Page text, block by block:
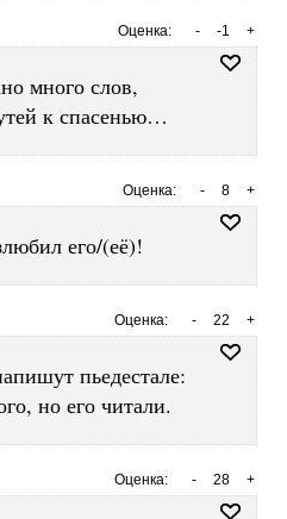
Оценка: +
-1
-
много слов,
к спасенью…
Оценка: +
8
-
его/(её)!
Оценка: +
22
-
пьедестале:
но его читали.
Оценка: +
28
-